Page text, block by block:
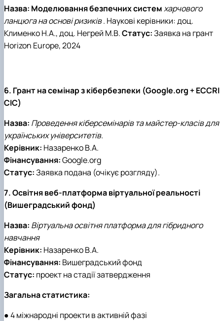
Назва: Моделювання безпечних системхарчового
ланцюга на основі ризиків. Наукові керівники: доц.
Клименко Н.А., доц. Негрей М.В.Статус:Заявка на грант
Horizon Europe, 2024
6. Грант на семінар з кібербезпеки (Google.org + ECCRI
CIC)
Назва: Проведення кіберсемінарів та майстер-класів для
українських університетів.
Керівник: Назаренко В.А.
Фінансування:Google.org
Статус:Заявка подана (очікує розгляду).
7. Освітня веб-платформа віртуальної реальності
(Вишеградський фонд)
Назва: Віртуальна освітня платформа для гібридного
навчання
Керівник: Назаренко В.А.
Фінансування: Вишеградський фонд
Статус: проект на стадії затвердження
Загальна статистика:
● 4 міжнародні проекти в активній фазі